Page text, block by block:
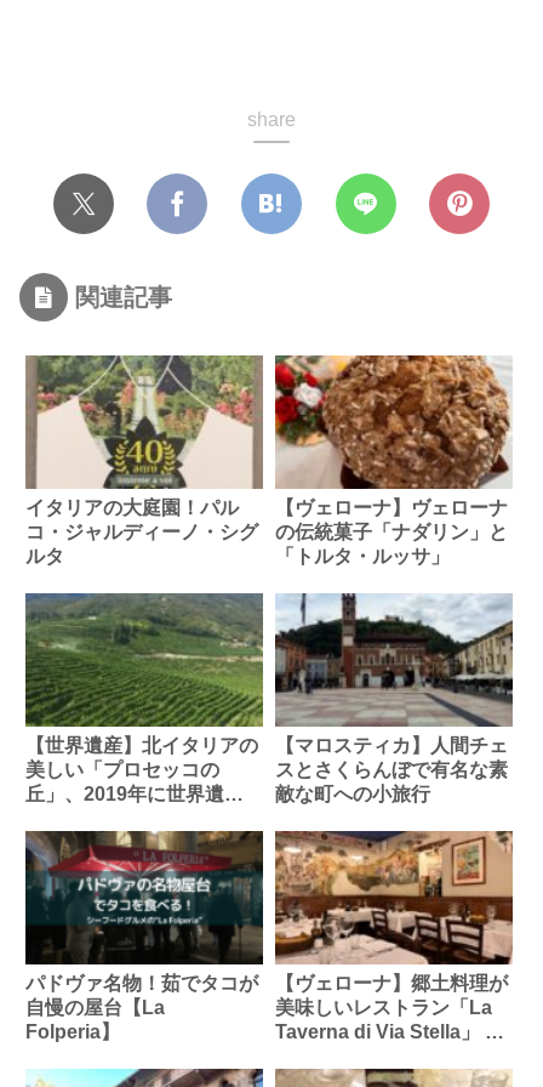
share
関連記事
イタリアの大庭園！パル
コ・ジャルディーノ・シグ
ルタ
【ヴェローナ】ヴェローナ
の伝統菓子「ナダリン」と
「トルタ・ルッサ」
【世界遺産】北イタリアの
美しい「プロセッコの
丘」、2019年に世界遺産
【マロスティカ】人間チェ
スとさくらんぼで有名な素
敵な町への小旅行
パドヴァ名物！茹でタコが
自慢の屋台【La
Folperia】
【ヴェローナ】郷土料理が
美味しいレストラン「La
Taverna di Via Stella」 で